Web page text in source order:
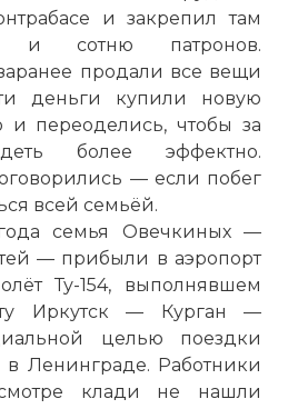
и закрепил там
и сотню патронов.
продали все вещи
деньги купили новую
и переоделись, чтобы за
более эффектно.
— если побег
всей семьёй.
семья Овечкиных —
— прибыли в аэропорт
Ту-154, выполнявшем
Иркутск — Курган —
целью поездки
в Ленинграде. Работники
клади не нашли